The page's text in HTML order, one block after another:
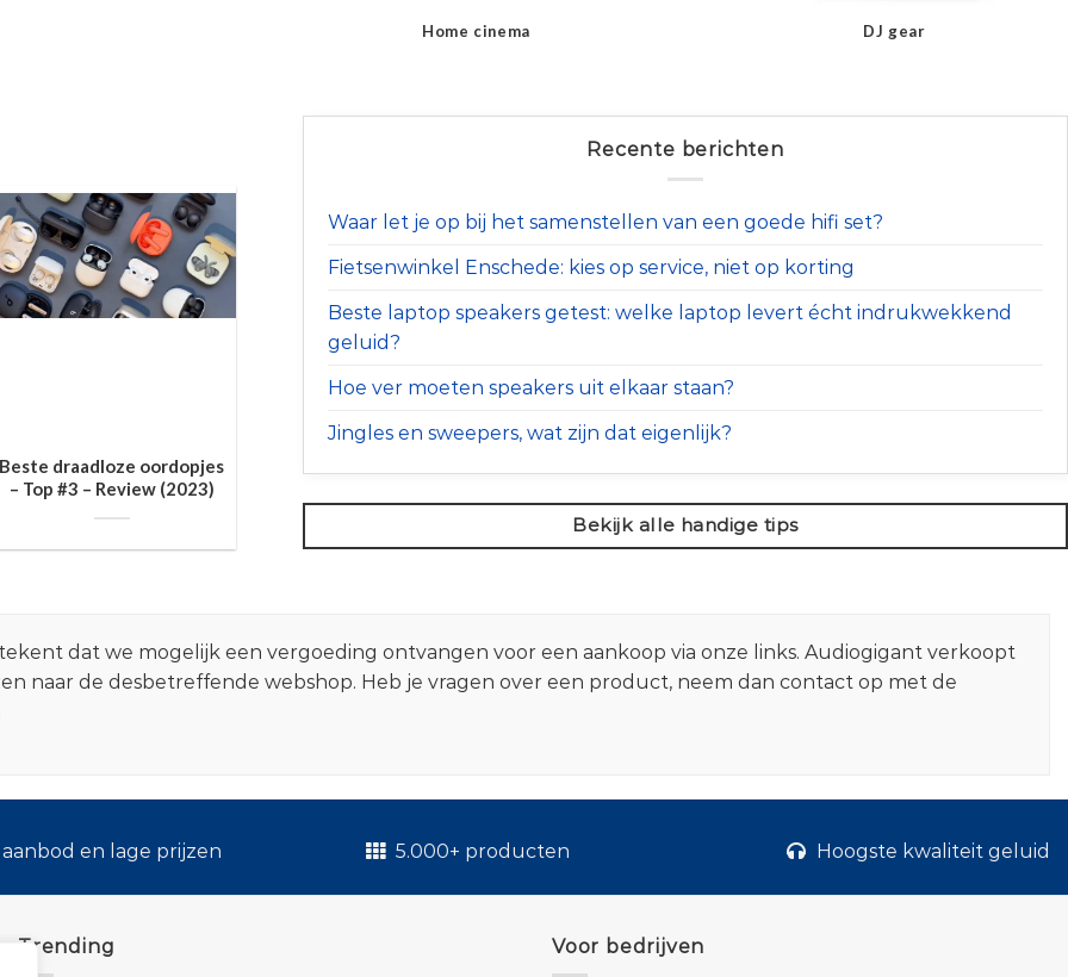
Home cinema DJ gear
Beste draadloze oordopjes
– Top #3 – Review (2023)
Recente berichten
Waar let je op bij het samenstellen van een goede hifi set?
Fietsenwinkel Enschede: kies op service, niet op korting
Beste laptop speakers getest: welke laptop levert écht indrukwekkend
geluid?
Hoe ver moeten speakers uit elkaar staan?
Jingles en sweepers, wat zijn dat eigenlijk?
Bekijk alle handige tips
dat we mogelijk een vergoeding ontvangen voor een aankoop via onze links. Audiogigant verkoopt
naar de desbetreffende webshop. Heb je vragen over een product, neem dan contact op met de
en lage prijzen 5.000+ producten Hoogste kwaliteit geluid
Trending Voor bedrijven